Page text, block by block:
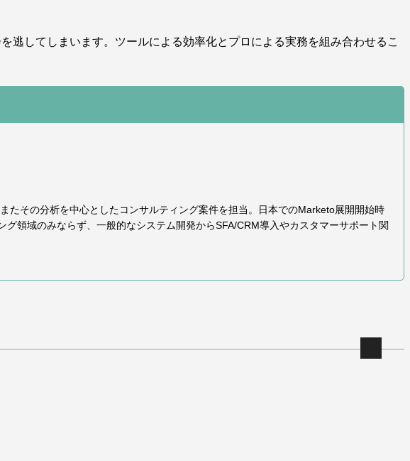
逃してしまいます。ツールによる効率化とプロによる実務を組み合わせるこ
その分析を中心としたコンサルティング案件を担当。日本でのMarketo展開開始時
領域のみならず、一般的なシステム開発からSFA/CRM導入やカスタマーサポート関